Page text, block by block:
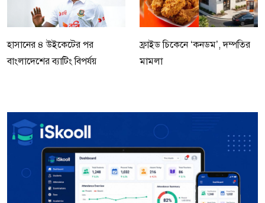
হাসানের ৪ উইকেটের পর
বাংলাদেশের ব্যাটিং বিপর্যয়
ফ্রাইড চিকেনে ‘কনডম’, দম্পতির
মামলা